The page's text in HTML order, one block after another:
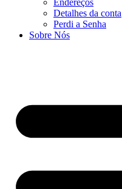
Endereços
Detalhes da conta
Perdi a Senha
Sobre Nós